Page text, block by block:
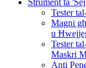
Tester
Magni
u
Tester
Maskri
Anti